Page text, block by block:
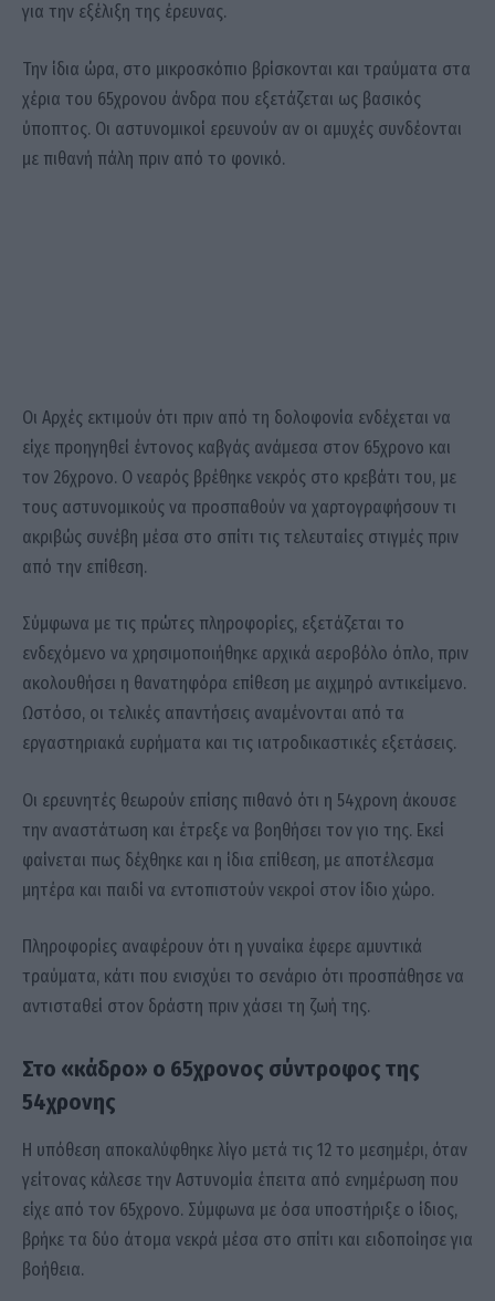
για την εξέλιξη της έρευνας.
Την ίδια ώρα, στο μικροσκόπιο βρίσκονται και τραύματα στα
χέρια του 65χρονου άνδρα που εξετάζεται ως βασικός
ύποπτος. Οι αστυνομικοί ερευνούν αν οι αμυχές συνδέονται
με πιθανή πάλη πριν από το φονικό.
Οι Αρχές εκτιμούν ότι πριν από τη δολοφονία ενδέχεται να
είχε προηγηθεί έντονος καβγάς ανάμεσα στον 65χρονο και
τον 26χρονο. Ο νεαρός βρέθηκε νεκρός στο κρεβάτι του, με
τους αστυνομικούς να προσπαθούν να χαρτογραφήσουν τι
ακριβώς συνέβη μέσα στο σπίτι τις τελευταίες στιγμές πριν
από την επίθεση.
Σύμφωνα με τις πρώτες πληροφορίες, εξετάζεται το
ενδεχόμενο να χρησιμοποιήθηκε αρχικά αεροβόλο όπλο, πριν
ακολουθήσει η θανατηφόρα επίθεση με αιχμηρό αντικείμενο.
Ωστόσο, οι τελικές απαντήσεις αναμένονται από τα
εργαστηριακά ευρήματα και τις ιατροδικαστικές εξετάσεις.
Οι ερευνητές θεωρούν επίσης πιθανό ότι η 54χρονη άκουσε
την αναστάτωση και έτρεξε να βοηθήσει τον γιο της. Εκεί
φαίνεται πως δέχθηκε και η ίδια επίθεση, με αποτέλεσμα
μητέρα και παιδί να εντοπιστούν νεκροί στον ίδιο χώρο.
Πληροφορίες αναφέρουν ότι η γυναίκα έφερε αμυντικά
τραύματα, κάτι που ενισχύει το σενάριο ότι προσπάθησε να
αντισταθεί στον δράστη πριν χάσει τη ζωή της.
Στο «κάδρο» ο 65χρονος σύντροφος της
54χρονης
Η υπόθεση αποκαλύφθηκε λίγο μετά τις 12 το μεσημέρι, όταν
γείτονας κάλεσε την Αστυνομία έπειτα από ενημέρωση που
είχε από τον 65χρονο. Σύμφωνα με όσα υποστήριξε ο ίδιος,
βρήκε τα δύο άτομα νεκρά μέσα στο σπίτι και ειδοποίησε για
βοήθεια.